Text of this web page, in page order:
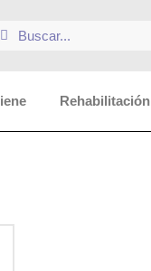
Rehabilitación